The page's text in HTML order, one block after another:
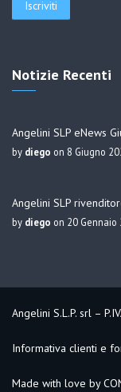
Notizie Recenti
Angelini SLP eNews
by diego on 8 Giugno
Angelini SLP
by diego on 20 Gennaio
Angelini S.L.P. srl –
Informativa clienti e
Made with love by